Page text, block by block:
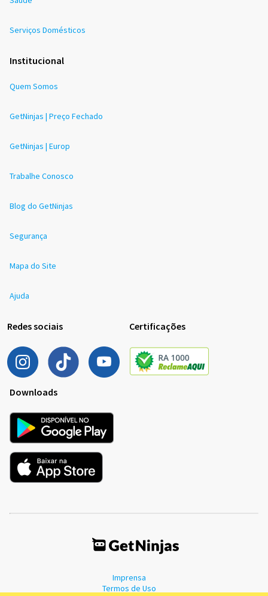
Serviços Domésticos
Institucional
Quem Somos
GetNinjas | Preço Fechado
GetNinjas | Europ
Trabalhe Conosco
Blog do GetNinjas
Segurança
Mapa do Site
Ajuda
Redes sociais Certificações
Downloads
Imprensa
Termos de Uso